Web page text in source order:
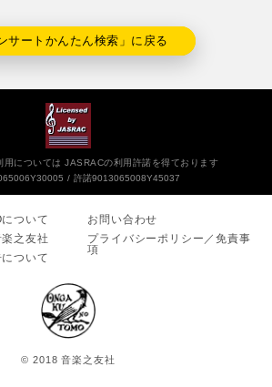
サートかんたん検索」に戻る
用については JASRACの利用許諾を得ております
許諾9013065008Y45037
ついて
楽之友社
について
お問い合わせ
プライバシーポリシー／免責事
項
© 2018 音楽之友社